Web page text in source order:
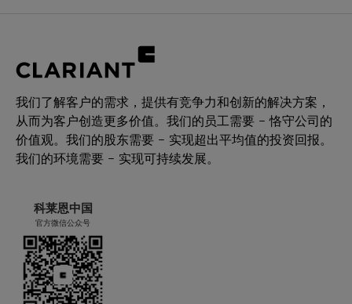
我们了解客户的需求，提供有竞争力和创新的解决方案，
从而为客户创造更多价值。我们的员工需要 – 恪守公司的
价值观。我们的股东需要 – 实现超出平均值的投资回报。
我们的环境需要 – 实现可持续发展。
科莱恩中国
官方微信公众号